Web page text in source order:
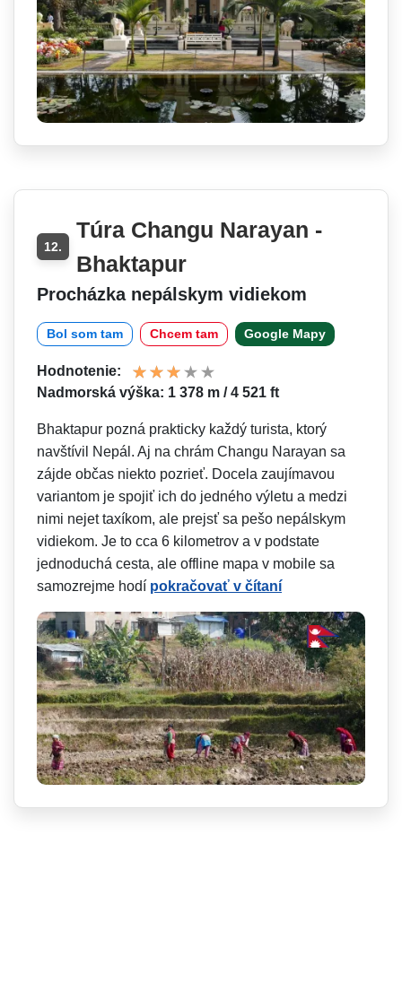
12.
Túra Changu Narayan -
Bhaktapur
Procházka nepálskym vidiekom
Bol som tam Chcem tam Google Mapy
Hodnotenie:
Nadmorská výška: 1 378 m / 4 521 ft
Bhaktapur pozná prakticky každý turista, ktorý
navštívil Nepál. Aj na chrám Changu Narayan sa
zájde občas niekto pozrieť. Docela zaujímavou
variantom je spojiť ich do jedného výletu a medzi
nimi nejet taxíkom, ale prejsť sa pešo nepálskym
vidiekom. Je to cca 6 kilometrov a v podstate
jednoduchá cesta, ale offline mapa v mobile sa
samozrejme hodí pokračovať v čítaní